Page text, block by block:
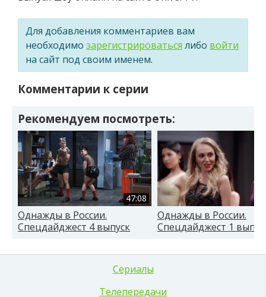
Для добавления комментариев вам
необходимо зарегистрироваться либо войти
на сайт под своим именем.
Комментарии к серии
Рекомендуем посмотреть:
47:08
Однажды в России.
Спецдайджест 4 выпуск
Однажды в России.
Спецдайджест 1
Сериалы
Телепередачи